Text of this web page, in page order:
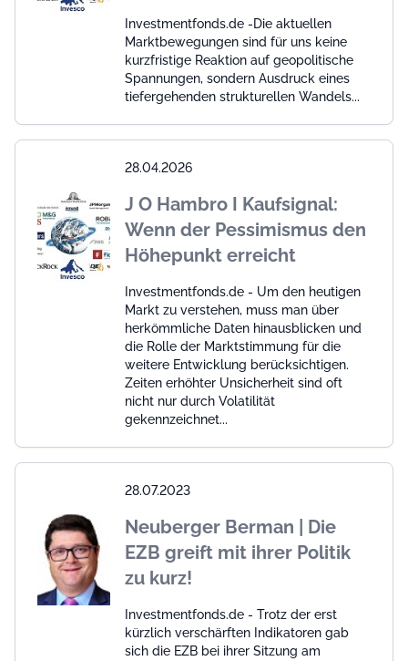
Investmentfonds.de -Die aktuellen
Marktbewegungen sind für uns keine
kurzfristige Reaktion auf geopolitische
Spannungen, sondern Ausdruck eines
tiefergehenden strukturellen Wandels...
28.04.2026
J O Hambro I Kaufsignal:
Wenn der Pessimismus den
Höhepunkt erreicht
Investmentfonds.de - Um den heutigen
Markt zu verstehen, muss man über
herkömmliche Daten hinausblicken und
die Rolle der Marktstimmung für die
weitere Entwicklung berücksichtigen.
Zeiten erhöhter Unsicherheit sind oft
nicht nur durch Volatilität
gekennzeichnet...
28.07.2023
Neuberger Berman | Die
EZB greift mit ihrer Politik
zu kurz!
Investmentfonds.de - Trotz der erst
kürzlich verschärften Indikatoren gab
sich die EZB bei ihrer Sitzung am